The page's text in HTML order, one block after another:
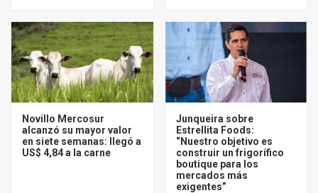
Novillo Mercosur
alcanzó su mayor valor
en siete semanas: llegó a
US$ 4,84 a la carne
Junqueira sobre
Estrellita Foods:
“Nuestro objetivo es
construir un frigorífico
boutique para los
mercados más
exigentes”